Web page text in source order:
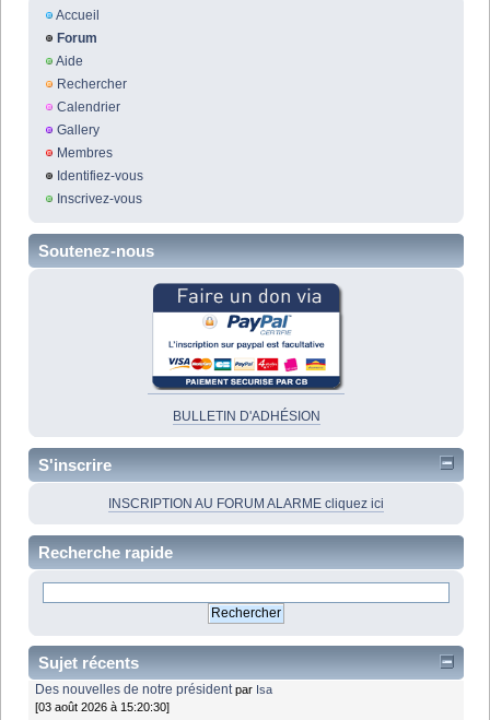
Accueil
Forum
Aide
Rechercher
Calendrier
Gallery
Membres
Identifiez-vous
Inscrivez-vous
Soutenez-nous
BULLETIN D'ADHÉSION
S'inscrire
INSCRIPTION AU FORUM ALARME cliquez ici
Recherche rapide
Sujet récents
Des nouvelles de notre président par Isa
[03 août 2026 à 15:20:30]